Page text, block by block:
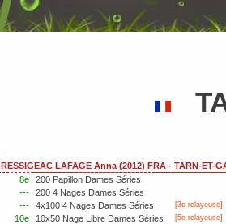
RESSIGEAC LAFAGE Anna (2012) FRA - TARN-ET-
8e
200 Papillon Dames Séries
---
200 4 Nages Dames Séries
---
4x100 4 Nages Dames Séries [3e relayeuse]
10e 10x50 Nage Libre Dames Séries [5e relayeuse]